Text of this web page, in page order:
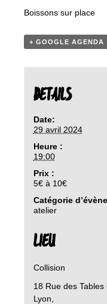
Boissons sur place
+ GOOGLE AGENDA
DETAILS
Date:
29 avril 2024
Heure :
19:00
Prix :
5€ à 10€
Catégorie
atelier
LIEU
Collision
18 Rue des Tables
Lyon